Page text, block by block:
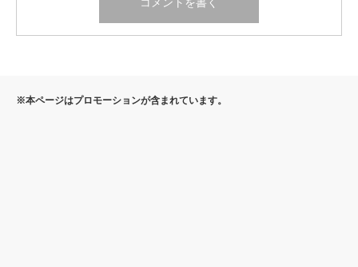
※本ページはプロモーションが含まれています。